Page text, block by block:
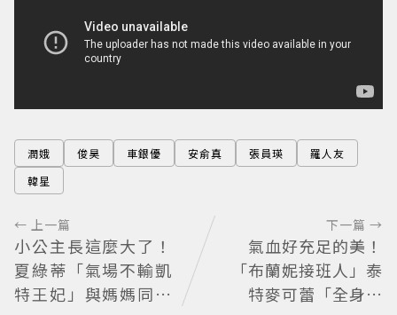
潤娥 俊昊 車銀優 安俞真 張員瑛
羅人友
韓星
← 上一篇
小公主長這麼大了！
夏綠蒂「氣場不輸凱
特王妃」與媽媽同框
下一篇 →
氣血好充足的美！
「布蘭妮接班人」泰
特麥可蕾「全身鍍